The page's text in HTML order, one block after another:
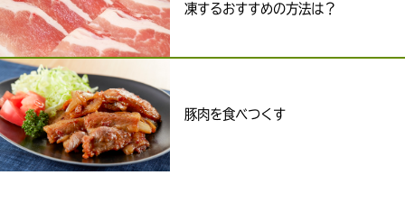
凍するおすすめの方法は？
豚肉を食べつくす